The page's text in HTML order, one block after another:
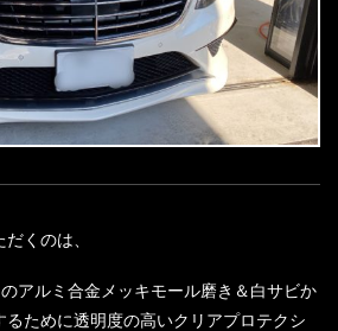
くのは、
アルミ合金メッキモール磨き＆白サビか
るために透明度の高いクリアプロテクシ